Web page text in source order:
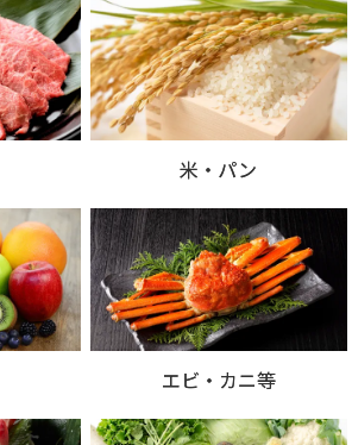
米・パン
エビ・カニ等